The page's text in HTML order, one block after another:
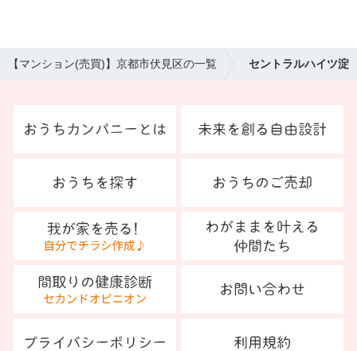
【マンション(売買)】京都市伏見区の一覧 セントラルハイツ淀